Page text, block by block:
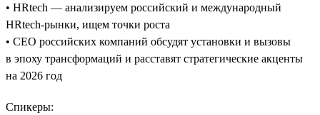
• HRtech — анализируем российский и международный
HRtech-рынки, ищем точки роста
• CEO российских компаний обсудят установки и вызовы
в эпоху трансформаций и расставят стратегические акценты
на 2026 год
Спикеры: